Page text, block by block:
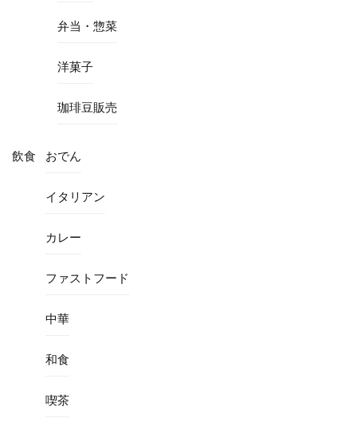
弁当・惣菜
洋菓子
珈琲豆販売
飲食 おでん
イタリアン
カレー
ファストフード
中華
和食
喫茶